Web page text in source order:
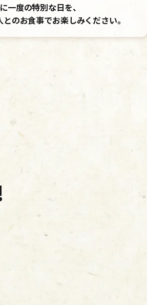
一度の特別な日を、
のお食事でお楽しみください。